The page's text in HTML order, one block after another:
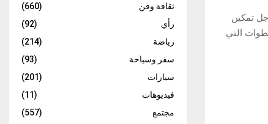
أجل تمكين
التي
ثقافة وفن
(660)
رأي
(92)
رياضة
(214)
سفر وسياحة
(93)
سيارات
(201)
فيديوهات
(11)
مجتمع
(557)